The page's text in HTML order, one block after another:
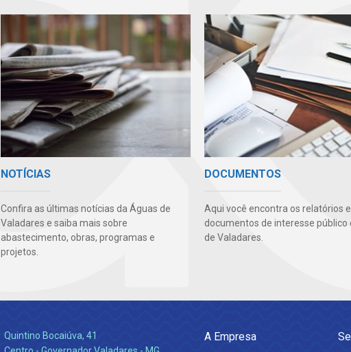
NOTÍCIAS
Confira as últimas notícias da Águas de
Valadares e saiba mais sobre
abastecimento, obras, programas e
projetos.
DOCUMENTOS
Aqui você encontra os relatórios e
documentos de interesse público
de Valadares.
Quintino Bocaiúva, 41
A Empresa